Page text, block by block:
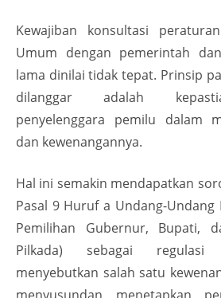
Kewajiban konsultasi
Umum dengan pemerintah
lama dinilai tidak tepat. Prinsip
dilanggar adalah
penyelenggara pemilu dalam
dan kewenangannya.
Hal ini semakin mendapatkan
Pasal 9 Huruf a Undang-
Pemilihan Gubernur, Bupati,
Pilkada) sebagai
menyebutkan salah satu